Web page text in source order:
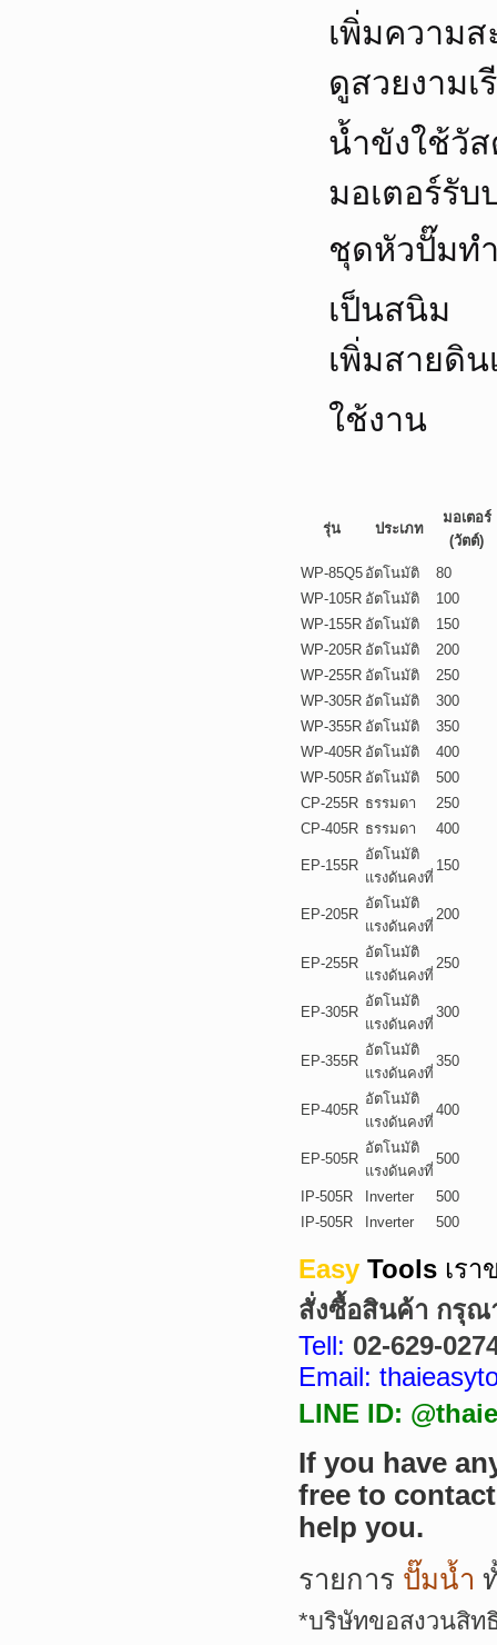
เพิ่มความ
ดูสวยงามเ
น้ำขังใช้วั
มอเตอร์รับ
ชุดหัวปั๊มท
เป็นสนิม
เพิ่มสายดิ
ใช้งาน
รุ่น ประเภท
มอเตอร์
(วัตต์)
WP-85Q5 อัตโนมัติ
80
WP-105R อัตโนมัติ
100
WP-155R อัตโนมัติ
150
WP-205R อัตโนมัติ
200
WP-255R อัตโนมัติ
250
WP-305R อัตโนมัติ
300
WP-355R อัตโนมัติ
350
WP-405R อัตโนมัติ
400
WP-505R อัตโนมัติ
500
CP-255R ธรรมดา
250
CP-405R ธรรมดา 400
EP-155R
อัตโนมัติ
แรงดันคงที่
150
EP-205R
อัตโนมัติ
แรงดันคงที่
200
EP-255R
อัตโนมัติ
แรงดันคงที่
250
EP-305R
อัตโนมัติ
แรงดันคงที่
300
EP-355R
อัตโนมัติ
แรงดันคงที่
350
EP-405R
อัตโนมัติ
แรงดันคงที่
400
EP-505R
อัตโนมัติ
แรงดันคงที่
500
IP-505R Inverter
500
IP-505R
Inverter 500
Easy Tools เร
สั่งซื้อสินค้า กรุณ
Tell: 02-629-
Email:
LINE ID:
If you have
free to
help you.
รายการ ปั๊มน้ำ
*บริษัทขอสงวนสิท